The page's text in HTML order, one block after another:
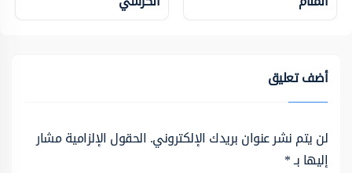
أضف تعليق
لن يتم نشر عنوان بريدك الإلكتروني. الحقول الإلزامية مشار
إليها بـ*